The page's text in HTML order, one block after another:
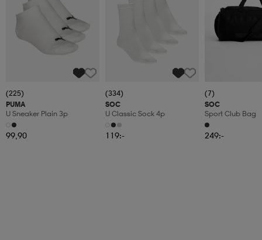
(225)
PUMA
U Sneaker Plain 3p
99,90
(334)
SOC
U Classic Sock 4p
119:-
(7)
SOC
Sport Club Bag
249:-